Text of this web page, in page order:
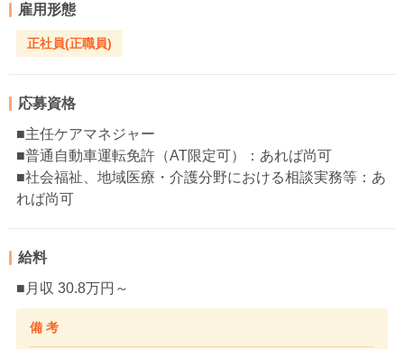
雇用形態
正社員(正職員)
応募資格
■主任ケアマネジャー
■普通自動車運転免許（AT限定可）：あれば尚可
■社会福祉、地域医療・介護分野における相談実務等：あ
れば尚可
給料
■月収 30.8万円～
備 考